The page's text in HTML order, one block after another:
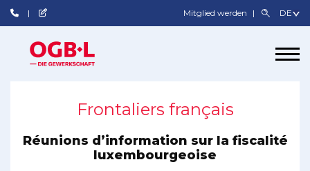
Mitglied werden
Frontaliers français
Réunions d’information sur la fiscalité
luxembourgeoise